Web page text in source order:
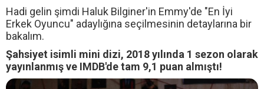
Hadi gelin şimdi Haluk Bilginer'in Emmy'de "En İyi
Erkek Oyuncu" adaylığına seçilmesinin detaylarına bir
bakalım.
Şahsiyet isimli mini dizi, 2018 yılında 1 sezon olarak
yayınlanmış ve IMDB'de tam 9,1 puan almıştı!